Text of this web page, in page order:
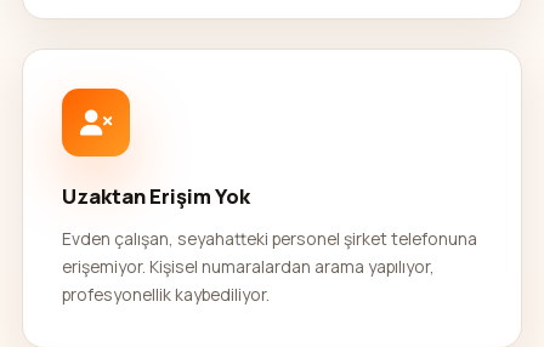
Uzaktan Erişim Yok
Evden çalışan, seyahatteki personel şirket telefonuna
erişemiyor. Kişisel numaralardan arama yapılıyor,
profesyonellik kaybediliyor.